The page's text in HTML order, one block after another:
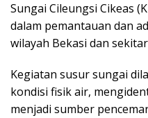
Sungai Cileungsi Cikeas
dalam pemantauan dan
wilayah Bekasi dan
Kegiatan susur sungai
kondisi fisik air,
menjadi sumber